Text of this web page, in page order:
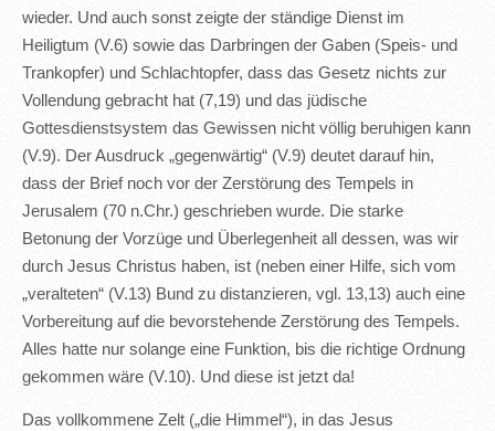
wieder. Und auch sonst zeigte der ständige Dienst im
Heiligtum (V.6) sowie das Darbringen der Gaben (Speis- und
Trankopfer) und Schlachtopfer, dass das Gesetz nichts zur
Vollendung gebracht hat (7,19) und das jüdische
Gottesdienstsystem das Gewissen nicht völlig beruhigen kann
(V.9). Der Ausdruck „gegenwärtig“ (V.9) deutet darauf hin,
dass der Brief noch vor der Zerstörung des Tempels in
Jerusalem (70 n.Chr.) geschrieben wurde. Die starke
Betonung der Vorzüge und Überlegenheit all dessen, was wir
durch Jesus Christus haben, ist (neben einer Hilfe, sich vom
„veralteten“ (V.13) Bund zu distanzieren, vgl. 13,13) auch eine
Vorbereitung auf die bevorstehende Zerstörung des Tempels.
Alles hatte nur solange eine Funktion, bis die richtige Ordnung
gekommen wäre (V.10). Und diese ist jetzt da!
Das vollkommene Zelt („die Himmel“), in das Jesus